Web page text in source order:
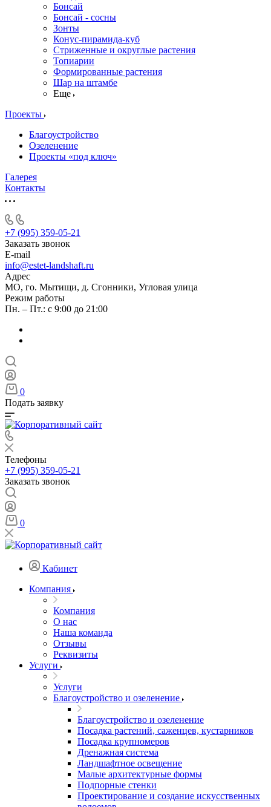
Бонсай
Бонсай - сосны
Зонты
Конус-пирамида-куб
Стриженные и округлые растения
Топиарии
Формированные растения
Шар на штамбе
Еще
Проекты
Благоустройство
Озеленение
Проекты «под ключ»
Галерея
Контакты
+7 (995) 359-05-21
Заказать звонок
E-mail
info@estet-landshaft.ru
Адрес
МО, го. Мытищи, д. Сгонники, Угловая улица
Режим работы
Пн. – Пт.: с 9:00 до 21:00
0
Подать заявку
Телефоны
+7 (995) 359-05-21
Заказать звонок
0
Кабинет
Компания
Компания
О нас
Наша команда
Отзывы
Реквизиты
Услуги
Услуги
Благоустройство и озеленение
Благоустройство и озеленение
Посадка растений, саженцев, кустарников
Посадка крупномеров
Дренажная система
Ландшафтное освещение
Малые архитектурные формы
Подпорные стенки
Проектирование и создание искусственных